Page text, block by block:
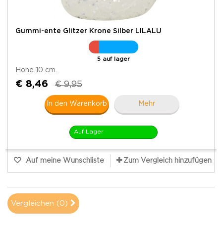
Gummi-ente Glitzer Krone Silber LILALU
5 auf lager
Höhe 10 cm.
€ 8,46 € 9,95
In den Warenkorb Mehr
Auf Lager
Auf meine Wunschliste Zum Vergleich hinzufügen
Vergleichen (0)